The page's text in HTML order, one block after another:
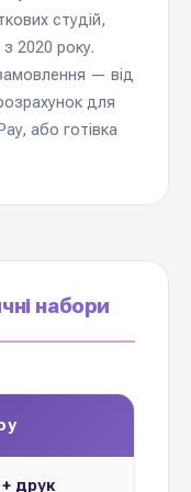
студій,
2020 року.
— від
для
або готівка
набори
друк